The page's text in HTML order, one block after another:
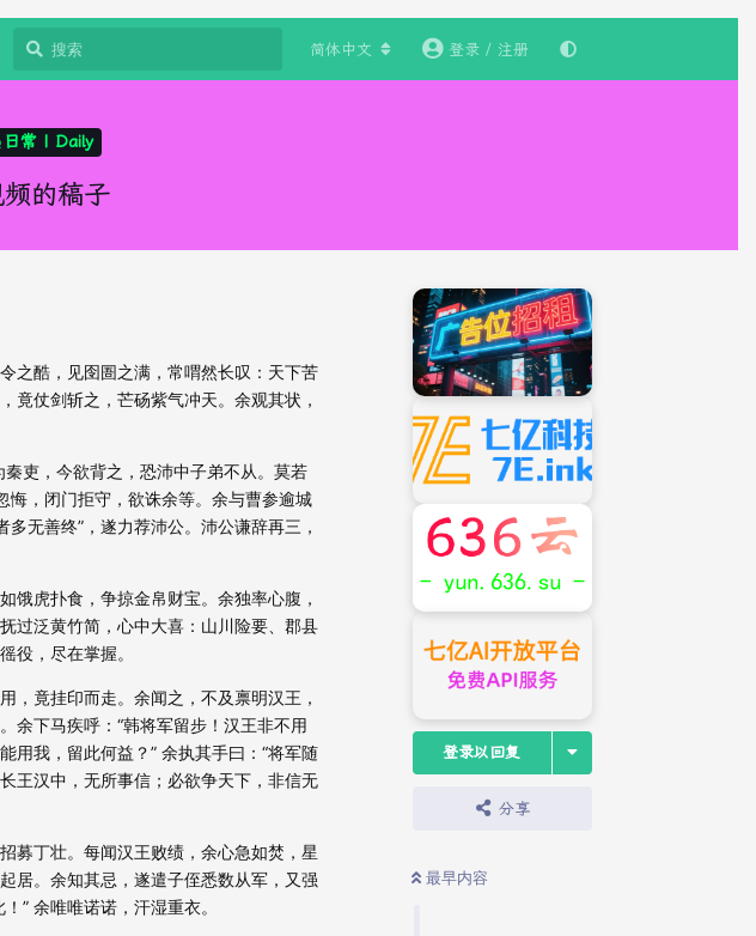
简体中文 登录 / 注册
日常 | Daily
的稿子
登录以回复
分享
最早内容
之酷，见囹圄之满，常喟然长叹：天下苦
竟仗剑斩之，芒砀紫气冲天。余观其状，
吏，今欲背之，恐沛中子弟不从。莫若
悔，闭门拒守，欲诛余等。余与曹参逾城
无善终”，遂力荐沛公。沛公谦辞再三，
饿虎扑食，争掠金帛财宝。余独率心腹，
过泛黄竹简，心中大喜：山川险要、郡县
役，尽在掌握。​
，竟挂印而走。余闻之，不及禀明汉王，
余下马疾呼：“韩将军留步！汉王非不用
用我，留此何益？” 余执其手曰：“将军随
王汉中，无所事信；必欲争天下，非信无
募丁壮。每闻汉王败绩，余心急如焚，星
居。余知其忌，遂遣子侄悉数从军，又强
” 余唯唯诺诺，汗湿重衣。​